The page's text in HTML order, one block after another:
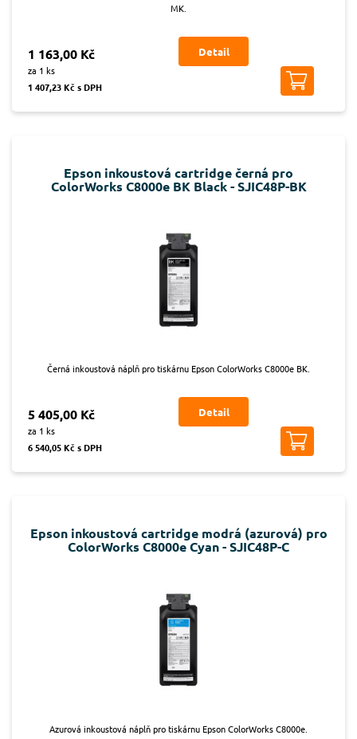
MK.
1 163,00 Kč
za 1 ks
1 407,23 Kč s DPH
Detail
Epson inkoustová cartridge černá pro
ColorWorks C8000e BK Black - SJIC48P-BK
Černá inkoustová náplň pro tiskárnu Epson ColorWorks C8000e BK.
5 405,00 Kč
za 1 ks
6 540,05 Kč s DPH
Detail
Epson inkoustová cartridge modrá (azurová) pro
ColorWorks C8000e Cyan - SJIC48P-C
Azurová inkoustová náplň pro tiskárnu Epson ColorWorks C8000e.